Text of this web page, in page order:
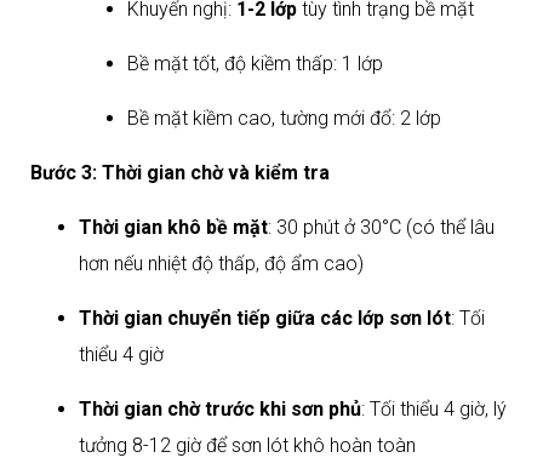
Khuyến nghị: 1-2 lớp tùy tình trạng bề mặt
Bề mặt tốt, độ kiềm thấp: 1 lớp
Bề mặt kiềm cao, tường mới đổ: 2 lớp​
Bước 3: Thời gian chờ và kiểm tra
Thời gian khô bề mặt: 30 phút ở 30°C (có thể lâu
hơn nếu nhiệt độ thấp, độ ẩm cao)
Thời gian chuyển tiếp giữa các lớp sơn lót: Tối
thiểu 4 giờ
Thời gian chờ trước khi sơn phủ: Tối thiểu 4 giờ, lý
tưởng 8-12 giờ để sơn lót khô hoàn toàn